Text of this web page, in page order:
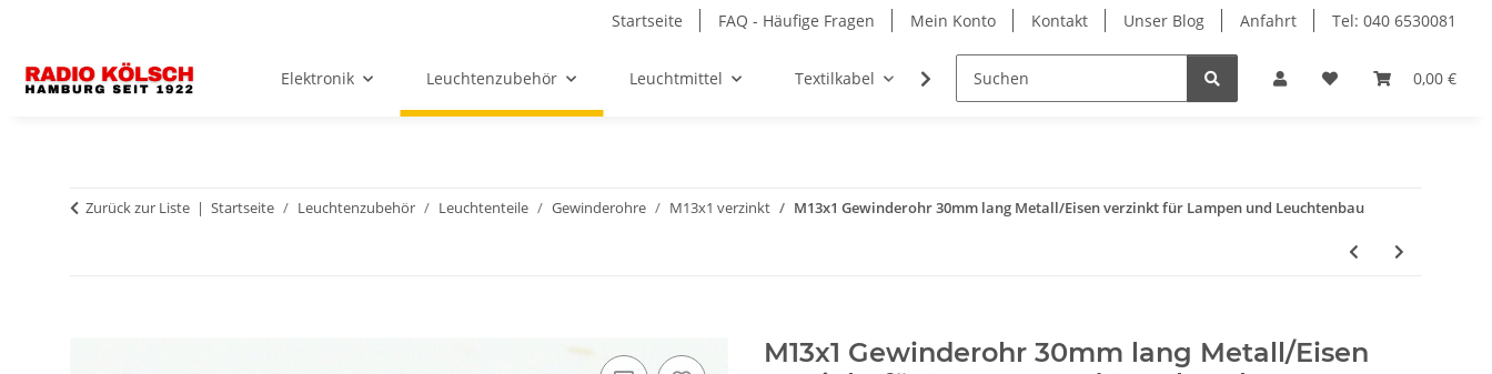
Startseite FAQ - Häufige Fragen Mein Konto Kontakt Unser Blog Anfahrt Tel: 040 6530081
0,00 €
Elektronik Leuchtenzubehör Leuchtmittel Textilkabel Möbel-Ersatzteile
Zurück zur Liste Startseite Leuchtenzubehör Leuchtenteile Gewinderohre M13x1 verzinkt M13x1 Gewinderohr 30mm lang Metall/Eisen verzinkt für Lampen und Leuchtenbau
M13x1 Gewinderohr 30mm lang Metall/Eisen